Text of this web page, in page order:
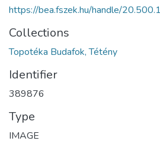
https://bea.fszek.hu/handle/
Collections
Topotéka Budafok, Tétény
Identifier
389876
Type
IMAGE